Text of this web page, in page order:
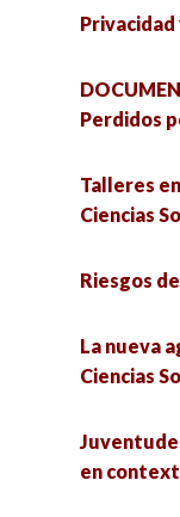
Club de
Historia en
Sonora,
Talleres en la
Sociales,
Riesgos de la
Juventudes
hacia el
contextos
Inauguracion
Ciencias
Jóvenes en
México y el
Empleo y
Perdidos
Talleres
Ciencias
Riesgos
La nueva
Ciencias
en